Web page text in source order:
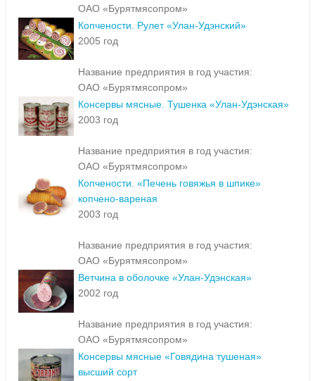
ОАО «Бурятмясопром»
Копчености. Рулет «Улан-Удэнский»
2005 год
Название предприятия в год участия:
ОАО «Бурятмясопром»
Консервы мясные. Тушенка «Улан-Удэнская»
2003 год
Название предприятия в год участия:
ОАО «Бурятмясопром»
Копчености. «Печень говяжья в шпике»
копчено-вареная
2003 год
Название предприятия в год участия:
ОАО «Бурятмясопром»
Ветчина в оболочке «Улан-Удэнская»
2002 год
Название предприятия в год участия:
ОАО «Бурятмясопром»
Консервы мясные «Говядина тушеная»
высший сорт